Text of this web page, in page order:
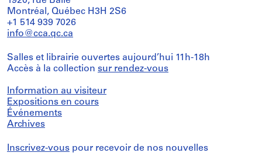
Montréal, Québec H3H 2S6
+1 514 939 7026
info@cca.qc.ca
Salles et librairie ouvertes aujourd’hui 11h-18h
Accès à la collection sur rendez-vous
Information au visiteur
Expositions en cours
Événements
Archives
Inscrivez-vous pour recevoir de nos nouvelles